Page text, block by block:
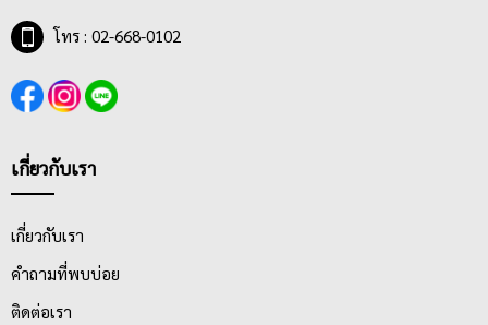
Clearance Sale
เช่น กาวแท่งอายุการใช้งานของสินค้าเกินเกณฑ์แต่ยังใช้ได้, เครื่อง
Buy 1 Get 1 Free
บายช้าที่มีอายุน้อยกว่า 6 เดือน
ประเภทสินค้า
- แฟ้ม / อุปกรณ์จัดเก็บ
แฟ้มห่วง, แฟ้มหนีบ และแฟ้มสะสมผลงาน โชว์เอกสาร รวมไปถึง
แฟ้มซอง แฟ้มกระเป๋า แฟ้มกล่อง ราคาพิเศษ รีบซื้อใช้ได้เลย
- อุปกรณ์สำนักงาน
โทร : 02-668-0102
เกี่ยวกับเรา
เกี่ยวกับเรา
คำถามที่พบบ่อย
ติดต่อเรา